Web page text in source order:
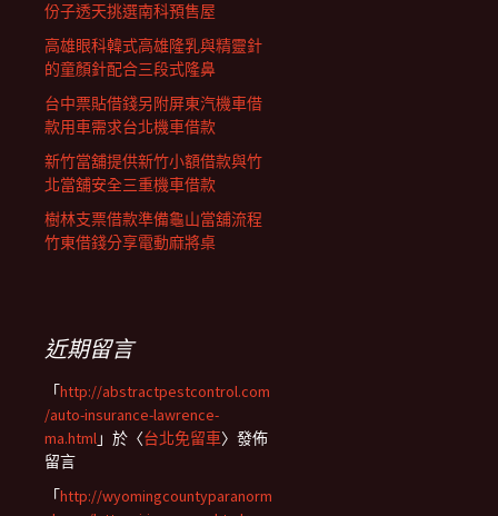
份子透天挑選南科預售屋
高雄眼科韓式高雄隆乳與精靈針
的童顏針配合三段式隆鼻
台中票貼借錢另附屏東汽機車借
款用車需求台北機車借款
新竹當舖提供新竹小額借款與竹
北當舖安全三重機車借款
樹林支票借款準備龜山當舖流程
竹東借錢分享電動麻將桌
近期留言
「http://abstractpestcontrol.com
/auto-insurance-lawrence-
ma.html」於〈台北免留車〉發佈
留言
「http://wyomingcountyparanorm